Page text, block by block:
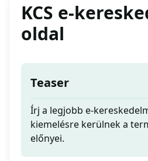
KCS e-
oldal
Teaser
Írj a legjobb e-
kiemelésre kerülnek a
előnyei.